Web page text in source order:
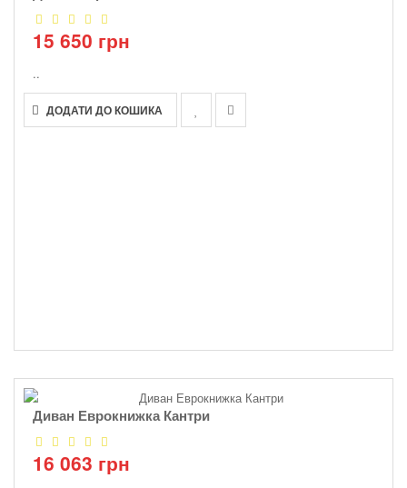
15 650 грн
..
ДОДАТИ ДО КОШИКА
Диван Еврокнижка Кантри
16 063 грн